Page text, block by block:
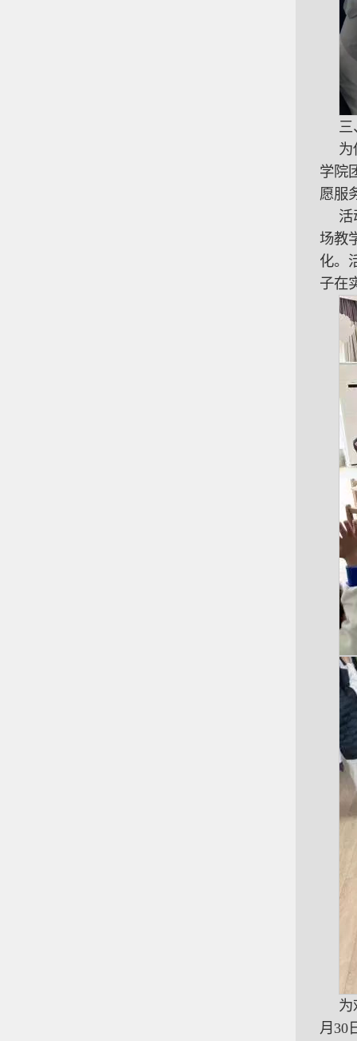
三
为
学院
愿服
活
场教
化。
子在
为
月30